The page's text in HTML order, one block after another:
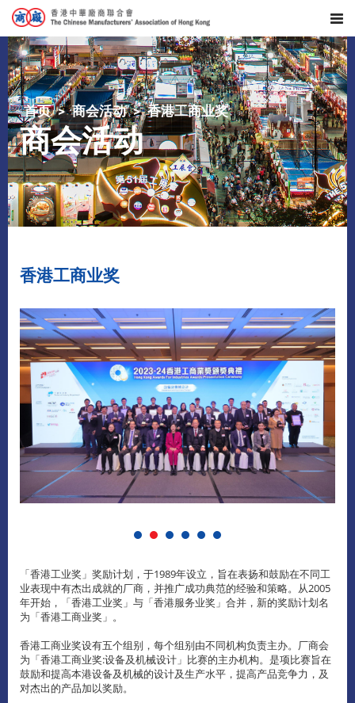
首页 商会活动 香港工商业奖
商会活动
香港工商业奖
「香港工业奖」奖励计划，于1989年设立，旨在表扬和鼓励在不同工
业表现中有杰出成就的厂商，并推广成功典范的经验和策略。从2005
年开始，「香港工业奖」与「香港服务业奖」合并，新的奖励计划名
为「香港工商业奖」。
香港工商业奖设有五个组别，每个组别由不同机构负责主办。厂商会
为「香港工商业奖:设备及机械设计」比赛的主办机构。是项比赛旨在
鼓励和提高本港设备及机械的设计及生产水平，提高产品竞争力，及
对杰出的产品加以奖励。